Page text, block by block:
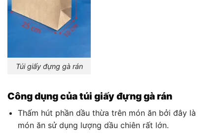
Túi giấy đựng gà rán
Công dụng của túi giấy đựng gà rán
Thấm hút phần dầu thừa trên món ăn bởi đây là
món ăn sử dụng lượng dầu chiên rất lớn.